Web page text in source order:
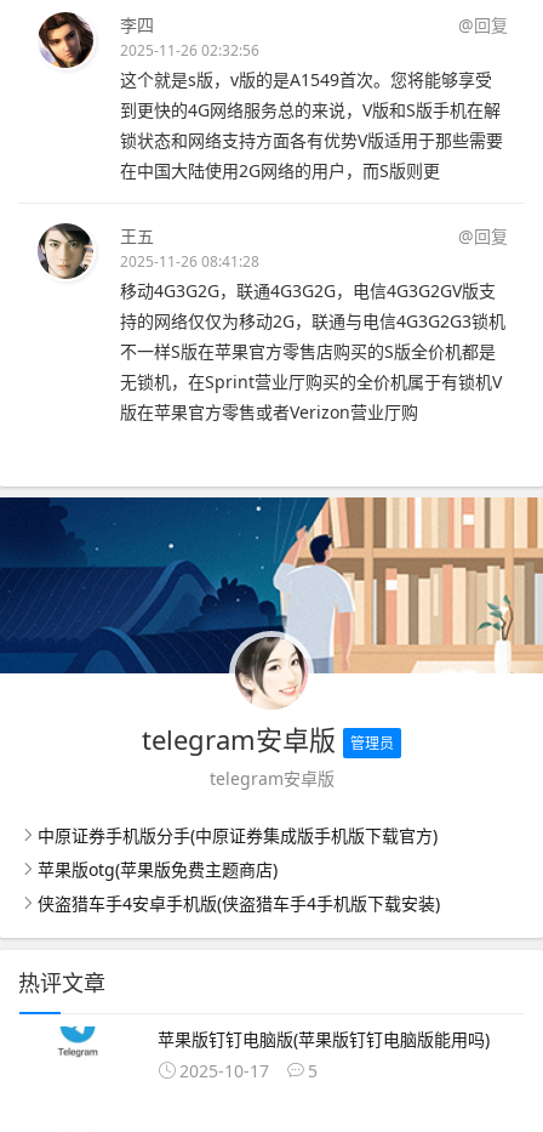
李四 @回复
2025-11-26 02:32:56
这个就是s版，v版的是A1549首次。您将能够享受
到更快的4G网络服务总的来说，V版和S版手机在解
锁状态和网络支持方面各有优势V版适用于那些需要
在中国大陆使用2G网络的用户，而S版则更
王五 @回复
2025-11-26 08:41:28
移动4G3G2G，联通4G3G2G，电信4G3G2GV版支
持的网络仅仅为移动2G，联通与电信4G3G2G3锁机
不一样S版在苹果官方零售店购买的S版全价机都是
无锁机，在Sprint营业厅购买的全价机属于有锁机V
版在苹果官方零售或者Verizon营业厅购
telegram安卓版 管理员
telegram安卓版
中原证券手机版分手(中原证券集成版手机版下载官方)
苹果版otg(苹果版免费主题商店)
侠盗猎车手4安卓手机版(侠盗猎车手4手机版下载安装)
热评文章
苹果版钉钉电脑版(苹果版钉钉电脑版能用吗)
2025-10-17
5